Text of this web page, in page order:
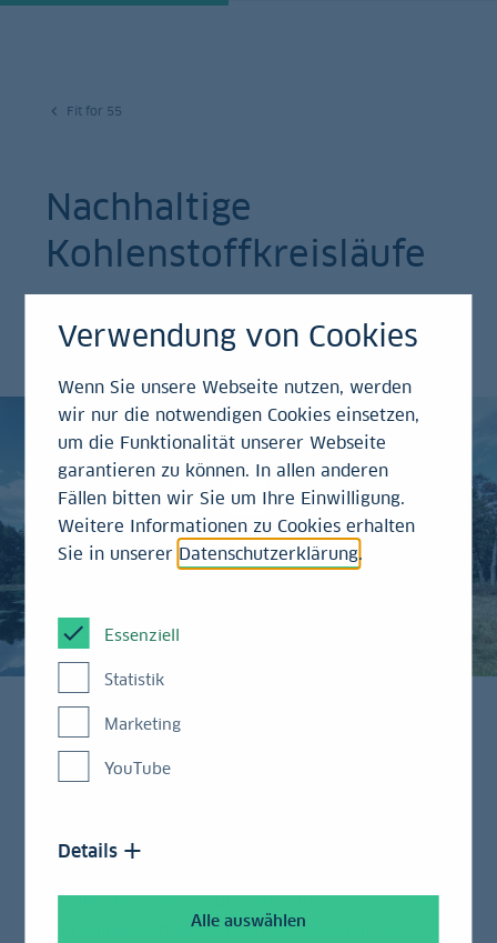
Fit for 55
Nachhaltige
Kohlenstoffkreisläufe
das Recycling von Kohlendioxid vorantreibt
Bei der Diskussion um eine nachhaltigere Zukunft
wird Kohlenstoffdioxid in Form von fossilen
Verursacher der Erderwärmung und zu
wir alle aber auch auf die Verbindung von Sauerstoff
und Kohlenstoff angewiesen. So verwendet die
Verwendung von Cookies
Wenn Sie unsere Webseite nutzen, werden
wir nur die notwendigen Cookies einsetzen,
um die Funktionalität unserer Webseite
garantieren zu können. In allen anderen
Fällen bitten wir Sie um Ihre Einwilligung.
Weitere Informationen zu Cookies erhalten
Sie in unserer Datenschutzerklärung.
Essenziell
Statistik
Marketing
YouTube
Details
Alle auswählen